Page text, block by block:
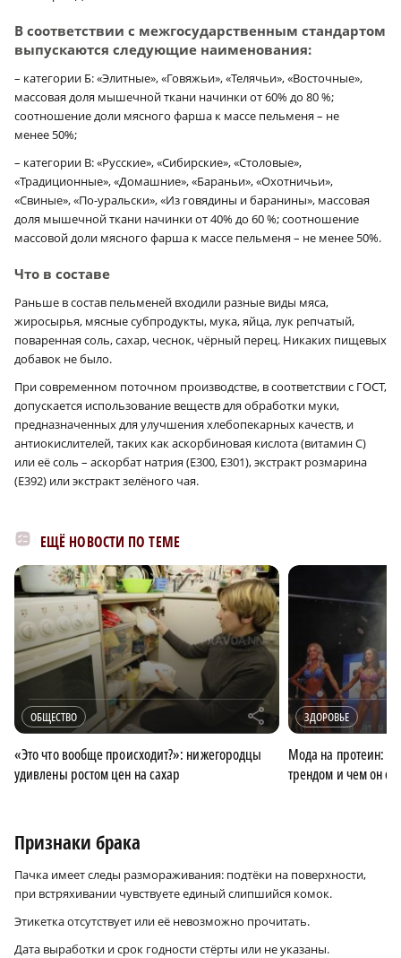
В соответствии с межгосударственным стандартом
выпускаются следующие наименования:
– категории Б: «Элитные», «Говяжьи», «Телячьи», «Восточные»,
массовая доля мышечной ткани начинки от 60% до 80 %;
соотношение доли мясного фарша к массе пельменя – не
менее 50%;
– категории В: «Русские», «Сибирские», «Столовые»,
«Традиционные», «Домашние», «Бараньи», «Охотничьи»,
«Свиные», «По-уральски», «Из говядины и баранины», массовая
доля мышечной ткани начинки от 40% до 60 %; соотношение
массовой доли мясного фарша к массе пельменя – не менее 50%.
Что в составе
Раньше в состав пельменей входили разные виды мяса,
жиросырья, мясные субпродукты, мука, яйца, лук репчатый,
поваренная соль, сахар, чеснок, чёрный перец. Никаких пищевых
добавок не было.
При современном поточном производстве, в соответствии с ГОСТ,
допускается использование веществ для обработки муки,
предназначенных для улучшения хлебопекарных качеств, и
антиокислителей, таких как аскорбиновая кислота (витамин С)
или её соль – аскорбат натрия (Е300, Е301), экстракт розмарина
(Е392) или экстракт зелёного чая.
ЕЩЁ НОВОСТИ ПО ТЕМЕ
ОБЩЕСТВО r
«Это что вообще происходит?»: нижегородцы
удивлены ростом цен на сахар
ЗДОРОВЬЕ
Мода на протеин:
трендом и чем он
Признаки брака
Пачка имеет следы размораживания: подтёки на поверхности,
при встряхивании чувствуете единый слипшийся комок.
Этикетка отсутствует или её невозможно прочитать.
Дата выработки и срок годности стёрты или не указаны.